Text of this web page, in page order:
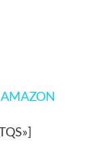
AMAZON